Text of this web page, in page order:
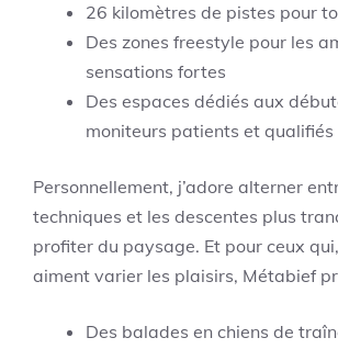
26 kilomètres de pistes pour
Des zones freestyle pour les
sensations fortes
Des espaces dédiés aux
moniteurs patients et qualifiés
Personnellement, j’adore alterner
techniques et les descentes plus
profiter du paysage. Et pour ceux
aiment varier les plaisirs, Métabief
Des balades en chiens de